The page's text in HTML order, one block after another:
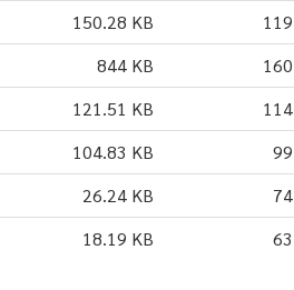
150.28 KB 119
844 KB 160
121.51 KB 114
104.83 KB 99
26.24 KB 74
18.19 KB 63